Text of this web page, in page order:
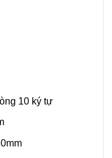
10 ký tự